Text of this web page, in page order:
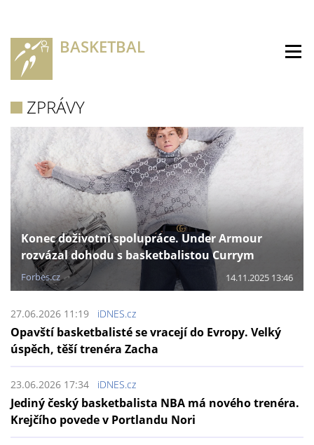
BASKETBAL
ZPRÁVY
Konec doživotní spolupráce. Under Armour
rozvázal dohodu s basketbalistou Currym
14.11.2025 13:46
Forbes.cz
27.06.2026 11:19 iDNES.cz
Opavští basketbalisté se vracejí do Evropy. Velký
úspěch, těší trenéra Zacha
23.06.2026 17:34 iDNES.cz
Jediný český basketbalista NBA má nového trenéra.
Krejčího povede v Portlandu Nori